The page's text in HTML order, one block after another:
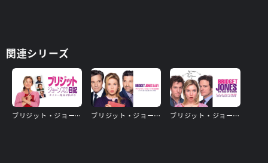
関連シリーズ
ブリジット・ジョーンズの日記 サイテー最高な私の今 ブリジット・ジョーンズの日記 ダメな私の最後のモテ期 ブリジット・ジョーンズの日記 きれそうなわたしの12か月